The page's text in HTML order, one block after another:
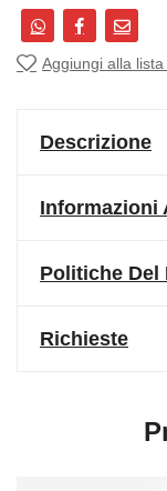
Aggiungi alla
Descrizione
Informazioni
Politiche Del
Richieste